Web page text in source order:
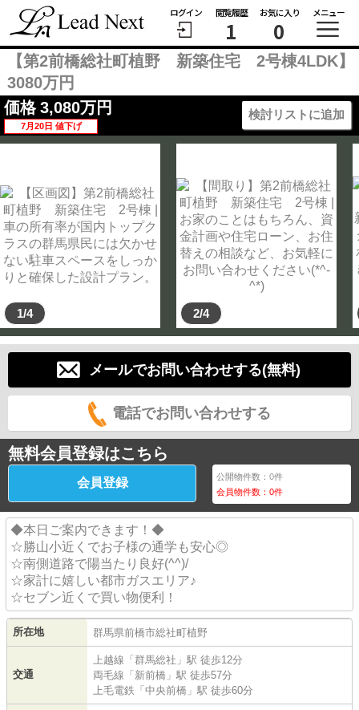
ログイン 閲覧履歴
1
お気に入り
0
メニュー
【第2前橋総社町植野 新築住宅 2号棟4LDK】
3080万円
価格 3,080万円
7月20日 値下げ
検討リストに追加
1/4 2/4
メールでお問い合わせする(無料)
電話でお問い合わせする
無料会員登録はこちら
会員登録 公開物件数：0件
会員物件数：0件
◆本日ご案内できます！◆
☆勝山小近くでお子様の通学も安心◎
☆南側道路で陽当たり良好(^^)/
☆家計に嬉しい都市ガスエリア♪
☆セブン近くで買い物便利！
所在地 群馬県前橋市総社町植野
交通
上越線 「 群馬総社 」駅 徒歩12分
両毛線 「 新前橋 」駅 徒歩57分
上毛電鉄 「 中央前橋 」駅 徒歩60分